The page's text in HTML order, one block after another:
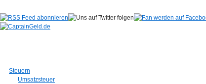
Steuern
Umsatzsteuer